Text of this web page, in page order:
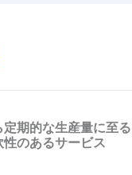
期的な生産量に至
のあるサービス